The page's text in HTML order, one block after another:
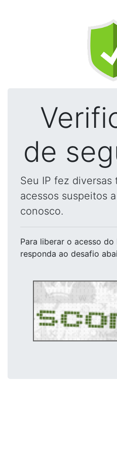
de
Seu IP fez diversas
acessos suspeitos
conosco.
Para liberar o acesso do
responda ao desafio